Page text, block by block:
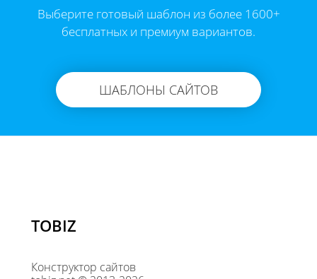
Выберите готовый шаблон из более 1600+
бесплатных и премиум вариантов.
ШАБЛОНЫ САЙТОВ
TOBIZ
Конструктор сайтов